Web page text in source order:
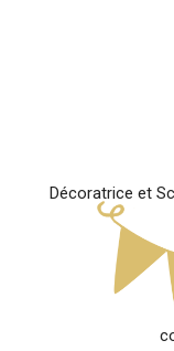
Décoratrice et